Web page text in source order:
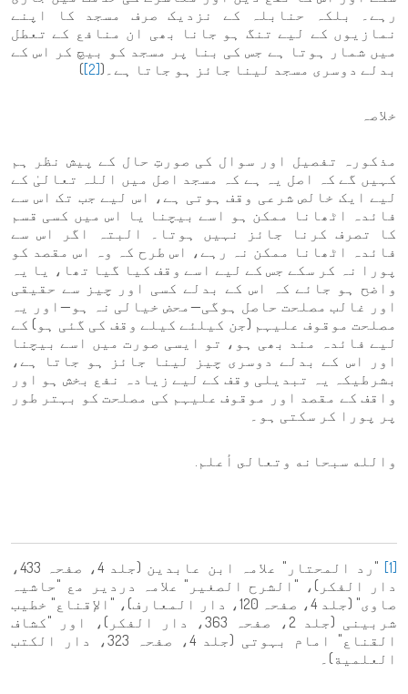
رہے۔ بلکہ حنابلہ کے نزدیک صرف مسجد کا اپنے
نمازیوں کے لیے تنگ ہو جانا بھی ان منافع کے تعطل
میں شمار ہوتا ہے جس کی بنا پر مسجد کو بیچ کر اس کے
بدلے دوسری مسجد لینا جائز ہو جاتا ہے۔([2]
)
خلاصہ
مذکورہ تفصیل اور سوال کی صورتِ حال کے پیش نظر ہم
کہیں گے کہ اصل یہ ہے کہ مسجد اصل میں اللہ تعالیٰ کے
لیے ایک خالص شرعی وقف ہوتی ہے، اس لیے جب تک اس سے
فائدہ اٹھانا ممکن ہو اسے بیچنا یا اس میں کسی قسم
کا تصرف کرنا جائز نہیں ہوتا۔ البتہ اگر اس سے
فائدہ اٹھانا ممکن نہ رہے، اس طرح کہ وہ اس مقصد کو
پورا نہ کر سکے جس کے لیے اسے وقف کیا گیا تھا، یا یہ
واضح ہو جائے کہ اس کے بدلے کسی اور چیز سے حقیقی
اور غالب مصلحت حاصل ہوگی—محض خیالی نہ ہو—اور یہ
مصلحت موقوف علیہم (جن کیلئے کیلے وقف کی گئی ہو) کے
لیے فائدہ مند بھی ہو، تو ایسی صورت میں اسے بیچنا
اور اس کے بدلے دوسری چیز لینا جائز ہو جاتا ہے،
بشرطیکہ یہ تبدیلی وقف کے لیے زیادہ نفع بخش ہو اور
واقف کے مقصد اور موقوف علیہم کی مصلحت کو بہتر طور
پر پورا کر سکتی ہو۔
والله سبحانه وتعالى أعلم.
[1]
"رد المحتار" علامہ ابن عابدین (جلد 4، صفحہ 433،
دار الفكر)، "الشرح الصغير" علامہ دردیر مع "حاشیہ
صاوی" (جلد 4، صفحہ 120، دار المعارف)، "الإقناع" خطیب
شربینی (جلد 2، صفحہ 363، دار الفكر)، اور "كشاف
القناع" امام بہوتی (جلد 4، صفحہ 323، دار الكتب
العلمية)۔